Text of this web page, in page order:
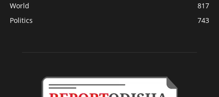
World
817
Politics
743